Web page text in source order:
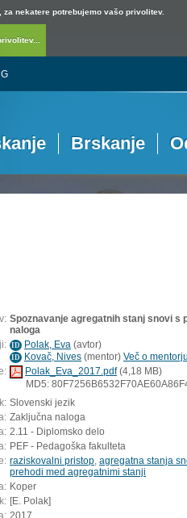
nekatere potrebujemo vašo privolitev.
Brskanje
Spoznavanje agregatnih stanj snovi
naloga
ID Polak, Eva (avtor)
ID Kovač, Nives (mentor) Več o
Polak_Eva_2017.pdf(4,18 MB)
MD5:
Slovenski jezik
Zaključna naloga
2.11 - Diplomsko delo
PEF - Pedagoška fakulteta
raziskovalni pristop agregatna stanja
prehodi med agregatnimi stanji
Koper
[E. Polak]
2017